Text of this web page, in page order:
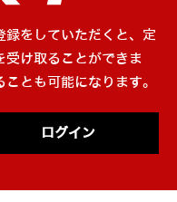
録をしていただくと、定
受け取ることができま
とも可能になります。
ログイン